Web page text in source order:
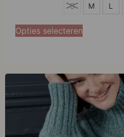
M
S M L
Opties selecteren